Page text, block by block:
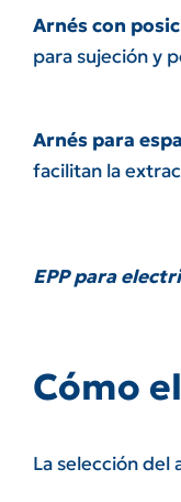
Arnés con
para sujeción y
Arnés para
facilitan la
EPP para
Cómo
La selección